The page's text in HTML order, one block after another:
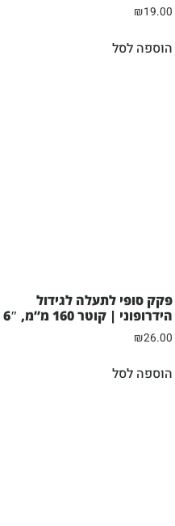
₪19.00
הוספה לסל
פקק סופי לתעלה לגידול
הידרופוני | קוטר 160 מ”מ, 6″
₪26.00
הוספה לסל